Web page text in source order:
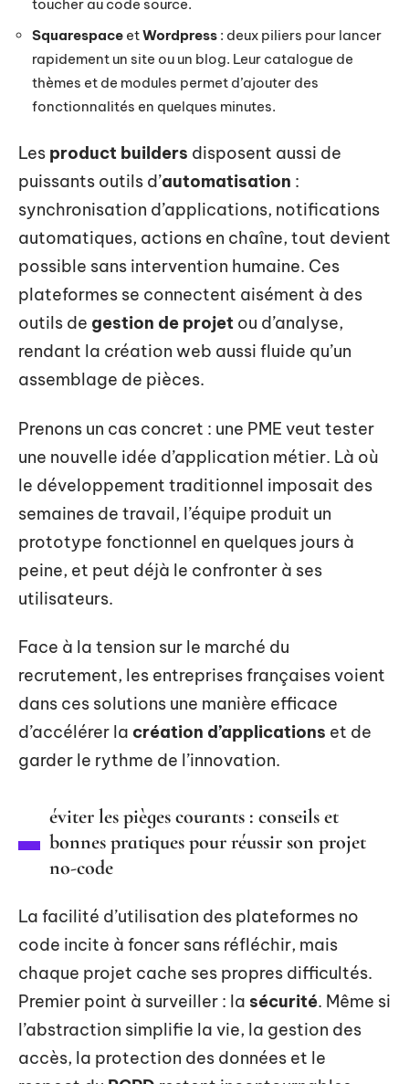
toucher au code source.
Squarespace etWordpress : deux piliers pour lancer
rapidement un site ou un blog. Leur catalogue de
thèmes et de modules permet d’ajouter des
fonctionnalités en quelques minutes.
Les product builders disposent aussi de
puissants outils d’automatisation :
synchronisation d’applications, notifications
automatiques, actions en chaîne, tout devient
possible sans intervention humaine. Ces
plateformes se connectent aisément à des
outils de gestion de projet ou d’analyse,
rendant la création web aussi fluide qu’un
assemblage de pièces.
Prenons un cas concret : une PME veut tester
une nouvelle idée d’application métier. Là où
le développement traditionnel imposait des
semaines de travail, l’équipe produit un
prototype fonctionnel en quelques jours à
peine, et peut déjà le confronter à ses
utilisateurs.
Face à la tension sur le marché du
recrutement, les entreprises françaises voient
dans ces solutions une manière efficace
d’accélérer la création d’applications et de
garder le rythme de l’innovation.
éviter les pièges courants : conseils et
bonnes pratiques pour réussir son projet
no-code
La facilité d’utilisation des plateformes no
code incite à foncer sans réfléchir, mais
chaque projet cache ses propres difficultés.
Premier point à surveiller : la sécurité. Même si
l’abstraction simplifie la vie, la gestion des
accès, la protection des données et le